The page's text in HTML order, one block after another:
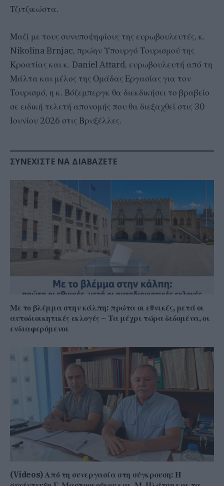
Τζιτζικώστα.
Μαζί με τους συνυποψηφίους της ευρωβουλευτές, κ.
Nikolina Brnjac, πρώην Υπουργό Τουρισμού της
Κροατίας και κ. Daniel Attard, ευρωβουλευτή από τη
Μάλτα και μέλος της Ομάδας Εργασίας για τον
Τουρισμό, η κ. Βόζεμπεργκ θα διεκδικήσει το βραβείο
σε ειδική τελετή απονομής που θα διεξαχθεί στις 30
Ιουνίου 2026 στις Βρυξέλλες.
ΣΥΝΕΧΊΣΤΕ ΝΑ ΔΙΑΒΆΖΕΤΕ
Με το βλέμμα στην κάλπη: πρώτα οι εθνικές, μετά οι
αυτοδιοικητικές εκλογές – Τα μέχρι τώρα δεδομένα, οι
ενδιαφερόμενοι
(Videos) Από τη συνεργασία στη σύγκρουση: Η